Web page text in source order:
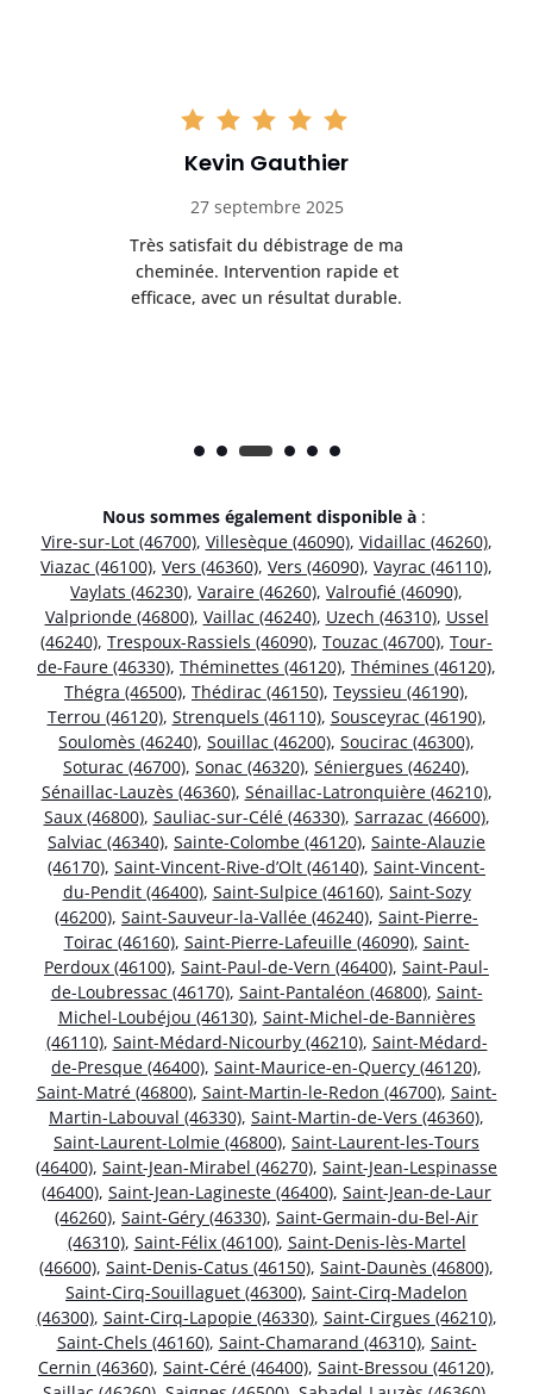
Kevin Gauthier
27 septembre 2025
Très satisfait du débistrage de ma
cheminée. Intervention rapide et
efficace, avec un résultat durable.
Nous sommes également disponible à :
Vire-sur-Lot (46700), Villesèque (46090), Vidaillac (46260),
Viazac (46100), Vers (46360), Vers (46090), Vayrac (46110),
Vaylats (46230), Varaire (46260), Valroufié (46090),
Valprionde (46800), Vaillac (46240), Uzech (46310), Ussel
(46240), Trespoux-Rassiels (46090), Touzac (46700), Tour-
de-Faure (46330), Théminettes (46120), Thémines (46120),
Thégra (46500), Thédirac (46150), Teyssieu (46190),
Terrou (46120), Strenquels (46110), Sousceyrac (46190),
Soulomès (46240), Souillac (46200), Soucirac (46300),
Soturac (46700), Sonac (46320), Séniergues (46240),
Sénaillac-Lauzès (46360), Sénaillac-Latronquière (46210),
Saux (46800), Sauliac-sur-Célé (46330), Sarrazac (46600),
Salviac (46340), Sainte-Colombe (46120), Sainte-Alauzie
(46170), Saint-Vincent-Rive-d’Olt (46140), Saint-Vincent-
du-Pendit (46400), Saint-Sulpice (46160), Saint-Sozy
(46200), Saint-Sauveur-la-Vallée (46240), Saint-Pierre-
Toirac (46160), Saint-Pierre-Lafeuille (46090), Saint-
Perdoux (46100), Saint-Paul-de-Vern (46400), Saint-Paul-
de-Loubressac (46170), Saint-Pantaléon (46800), Saint-
Michel-Loubéjou (46130), Saint-Michel-de-Bannières
(46110), Saint-Médard-Nicourby (46210), Saint-Médard-
de-Presque (46400), Saint-Maurice-en-Quercy (46120),
Saint-Matré (46800), Saint-Martin-le-Redon (46700), Saint-
Martin-Labouval (46330), Saint-Martin-de-Vers (46360),
Saint-Laurent-Lolmie (46800), Saint-Laurent-les-Tours
(46400), Saint-Jean-Mirabel (46270), Saint-Jean-Lespinasse
(46400), Saint-Jean-Lagineste (46400), Saint-Jean-de-Laur
(46260), Saint-Géry (46330), Saint-Germain-du-Bel-Air
(46310), Saint-Félix (46100), Saint-Denis-lès-Martel
(46600), Saint-Denis-Catus (46150), Saint-Daunès (46800),
Saint-Cirq-Souillaguet (46300), Saint-Cirq-Madelon
(46300), Saint-Cirq-Lapopie (46330), Saint-Cirgues (46210),
Saint-Chels (46160), Saint-Chamarand (46310), Saint-
Cernin (46360), Saint-Céré (46400), Saint-Bressou (46120),